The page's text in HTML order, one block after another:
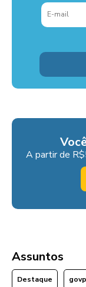
A partir de
Assuntos
Destaque